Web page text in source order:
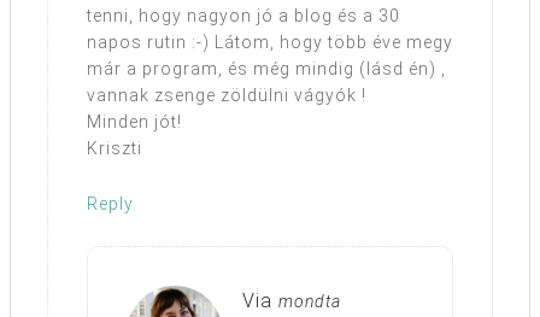
tenni, hogy nagyon jó a blog és a 30
napos rutin :-) Látom, hogy több éve megy
már a program, és még mindig (lásd én) ,
vannak zsenge zöldülni vágyók !
Minden jót!
Kriszti
Reply
Via mondta